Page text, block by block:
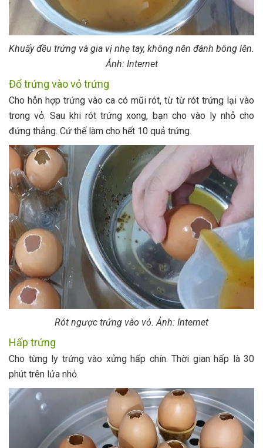
Khuấy đều trứng và gia vị nhẹ tay, không nên đánh bông lên.
Ảnh: Internet
Đổ trứng vào vỏ trứng
Cho hỗn hợp trứng vào ca có mũi rót, từ từ rót trứng lại vào
trong vỏ. Sau khi rót trứng xong, bạn cho vào ly nhỏ cho
đứng thẳng. Cứ thế làm cho hết 10 quả trứng.
Rót ngược trứng vào vỏ. Ảnh: Internet
Hấp trứng
Cho từng ly trứng vào xửng hấp chín. Thời gian hấp là 30
phút trên lửa nhỏ.